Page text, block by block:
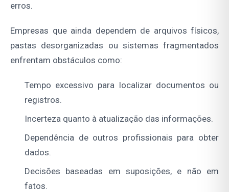
erros.
Empresas que ainda dependem de arquivos físicos,
pastas desorganizadas ou sistemas fragmentados
enfrentam obstáculos como:
Tempo excessivo para localizar documentos ou
registros.
Incerteza quanto à atualização das informações.
Dependência de outros profissionais para obter
dados.
Decisões baseadas em suposições, e não em
fatos.